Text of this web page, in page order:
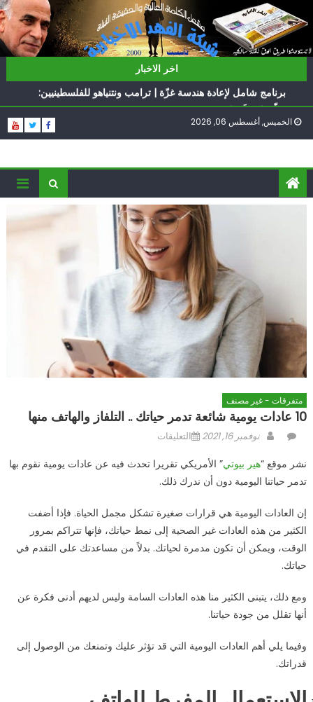
to
content
اخر الاخبار
ناشطة أمريكية يهودية تدعو الدول العربية لوقف التطبيع
أيّ تحدّيات يواجهها حزب الله؟
برنامج شامل لإعادة هندسة غزّة | ترامب ونتنياهو للفلسطينيين:
سلّموا تسلَموا
الغرب يدفن اتفاقاً وُلد ميتاً | إيران تحت العقوبات: جاهزون
ناشطة أمريكية يهودية تدعو الدول العربية لوقف التطبيع
أيّ تحدّيات يواجهها حزب الله؟
الخميس, أغسطس 06, 2026
متفرقات - غير مصنف
10 عادات يومية شائعة تدمر حياتك .. التلفاز والهاتف منها
Posted
نوفمبر 16, 2021Author التعليقاتعلى
عادات
تدمر
حياتك
..
منها
نشر موقع “هير بيوتي” الأمريكي تقريرا تحدث فيه عن عادات يومية نقوم بها
تدمر حياتنا اليومية دون أن ندرك ذلك.
إن العادات اليومية هي قرارات صغيرة تشكل مجمل الحياة. فإذا أضفت
الكثير من هذه العادات غير الصحية إلى نمط حياتك، فإنها تتراكم بمرور
الوقت، ويمكن أن تكون مدمرة لحياتك. بدلاً من مساعدتك على التقدم في
حياتك.
ومع ذلك، يتبنى الكثير منا هذه العادات السامة وليس لديهم أدنى فكرة عن
أنها تقلل من جودة حياتنا.
وفيما يلي أهم العادات اليومية التي قد تؤثر عليك وتمنعك من الوصول إلى
قدراتك.